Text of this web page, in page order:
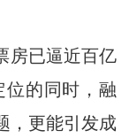
已逼近百亿
位的同时，融
，更能引发成